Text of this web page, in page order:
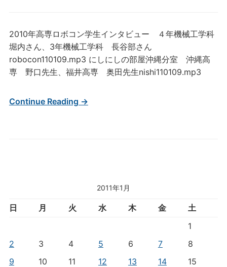
2011年1月
日 月 火 水 木 金
土
1
2
3 4 5 6 7
8
9
10 11 12 13 14
15
2010年高専ロボコン学生インタビュー ４年機械工学科
堀内さん、3年機械工学科 長谷部さん
robocon110109.mp3 にしにしの部屋沖縄分室 沖縄高
専 野口先生、福井高専 奥田先生nishi110109.mp3
Continue Reading →